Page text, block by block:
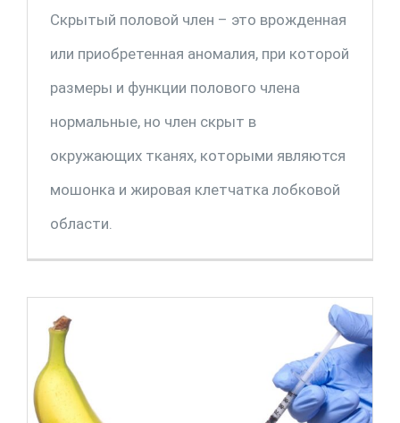
Скрытый половой член – это врожденная
или приобретенная аномалия, при которой
размеры и функции полового члена
нормальные, но член скрыт в
окружающих тканях, которыми являются
мошонка и жировая клетчатка лобковой
области.